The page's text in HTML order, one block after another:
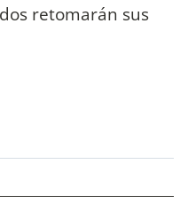
retomarán sus